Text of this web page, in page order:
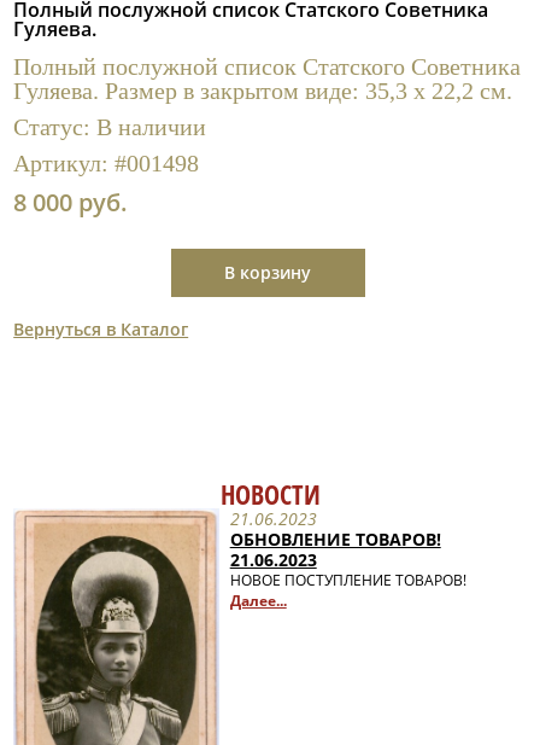
Полезные ссылки
Полный послужной список Статского Советника
Гуляева.
Полный послужной список Статского Советника
Гуляева. Размер в закрытом виде: 35,3 х 22,2 см.
Статус:В наличии
Артикул:#001498
8 000 руб.
В корзину
Вернуться в Каталог
НОВОСТИ
21.06.2023
ОБНОВЛЕНИЕ ТОВАРОВ!
21.06.2023
НОВОЕ ПОСТУПЛЕНИЕ ТОВАРОВ!
Далее...